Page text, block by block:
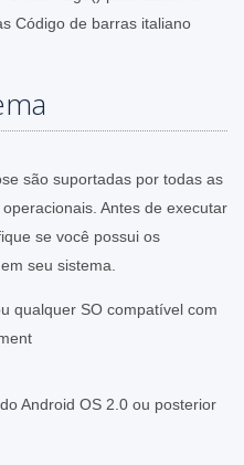
Código de barras italiano
são suportadas por todas as
Antes de executar
se você possui os
seu sistema.
qualquer SO compatível com
Android OS 2.0 ou posterior